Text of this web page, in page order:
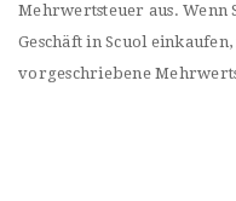
Mehrwertsteuer aus. Wenn
Geschäft in Scuol
vorgeschriebene